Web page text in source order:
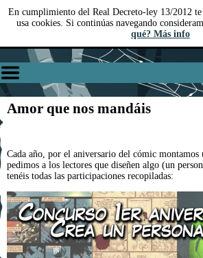
En cumplimiento del Real Decreto-ley 13/2012 te
usa cookies. Si continúas navegando
qué? Más info
Amor que nos mandáis
Cada año, por el aniversario del cómic montamos
pedimos a los lectores que diseñen algo (un
tenéis todas las participaciones recopiladas: